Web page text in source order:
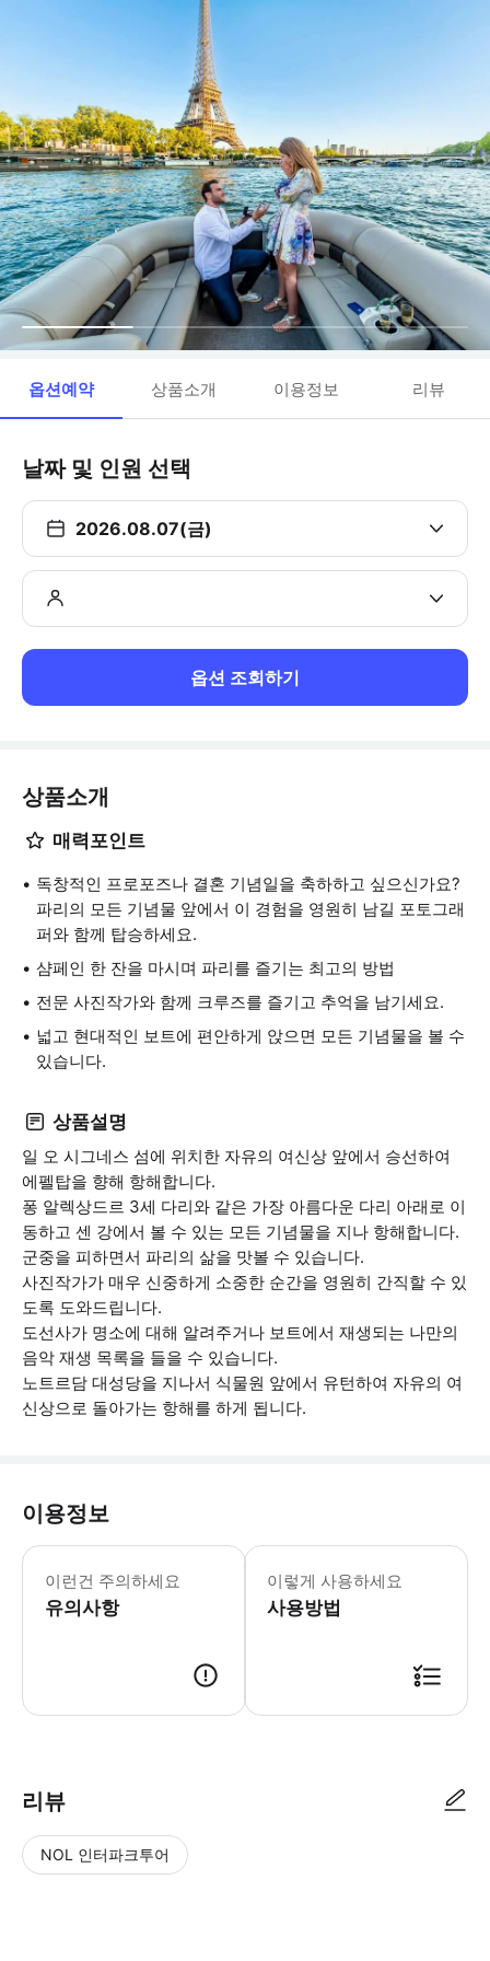
옵션예약 상품소개 이용정보 리뷰
날짜 및 인원 선택
2026.08.07(금)
옵션 조회하기
상품소개
매력포인트
독창적인 프로포즈나 결혼 기념일을 축하하고 싶으신가요?
파리의 모든 기념물 앞에서 이 경험을 영원히 남길 포토그래
퍼와 함께 탑승하세요.
샴페인 한 잔을 마시며 파리를 즐기는 최고의 방법
전문 사진작가와 함께 크루즈를 즐기고 추억을 남기세요.
넓고 현대적인 보트에 편안하게 앉으면 모든 기념물을 볼 수
있습니다.
상품설명
일 오 시그네스 섬에 위치한 자유의 여신상 앞에서 승선하여
에펠탑을 향해 항해합니다.
퐁 알렉상드르 3세 다리와 같은 가장 아름다운 다리 아래로 이
동하고 센 강에서 볼 수 있는 모든 기념물을 지나 항해합니다.
군중을 피하면서 파리의 삶을 맛볼 수 있습니다.
사진작가가 매우 신중하게 소중한 순간을 영원히 간직할 수 있
도록 도와드립니다.
도선사가 명소에 대해 알려주거나 보트에서 재생되는 나만의
음악 재생 목록을 들을 수 있습니다.
노트르담 대성당을 지나서 식물원 앞에서 유턴하여 자유의 여
신상으로 돌아가는 항해를 하게 됩니다.
이용정보
이런건 주의하세요
유의사항
* 소요시간 : 90분 (옵션에 따라 소요
이렇게 사용하세요
사용방법
리뷰
NOL 인터파크투어